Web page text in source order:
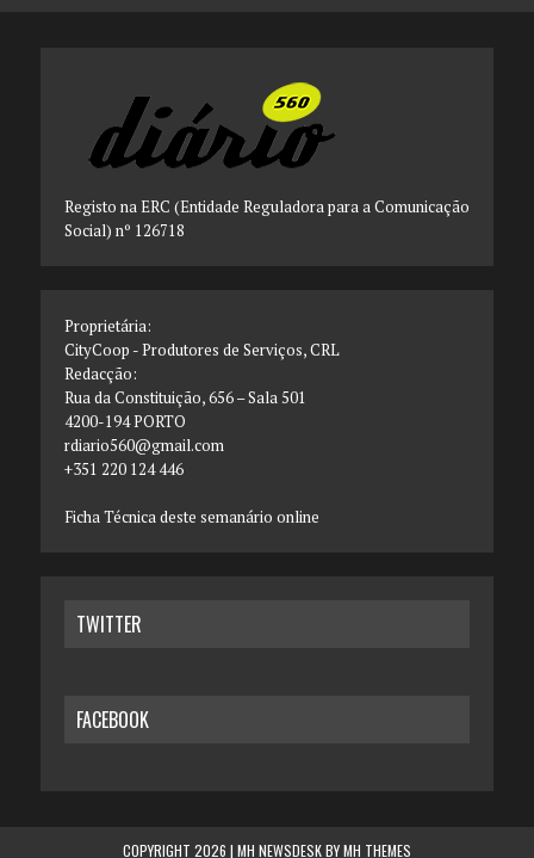
Registo na ERC (Entidade Reguladora para a Comunicação
Social) nº 126718
Proprietária:
CityCoop - Produtores de Serviços, CRL
Redacção:
Rua da Constituição, 656 – Sala 501
4200-194 PORTO
rdiario560@gmail.com
+351 220 124 446
Ficha Técnica deste semanário online
TWITTER
FACEBOOK
COPYRIGHT 2026 | MH NEWSDESK BYMH THEMES